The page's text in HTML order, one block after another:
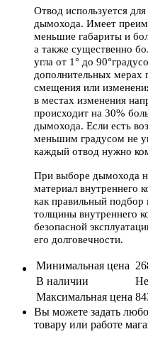
Отвод используется
дымохода. Имеет
меньшие габариты и
а также существенно
угла от 1° до
дополнительных мерах
смещения или
в местах изменения
происходит на 30%
дымохода. Если есть
меньшим градусом не
каждый отвод нужно
При выборе дымохода
материал внутреннего
как правильный
толщины внутреннего
безопасной
его долговечности.
Минимальная цена
В наличии
Максимальная цена
Вы можете задать
товару или работе